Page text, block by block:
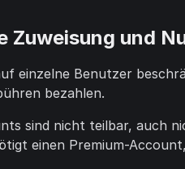
Zuweisung und
einzelne Benutzer
bezahlen.
sind nicht teilbar, auch
einen Premium-